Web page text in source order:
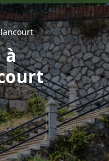
des métiers
proposé parViteUnDevis.com -Vous
à